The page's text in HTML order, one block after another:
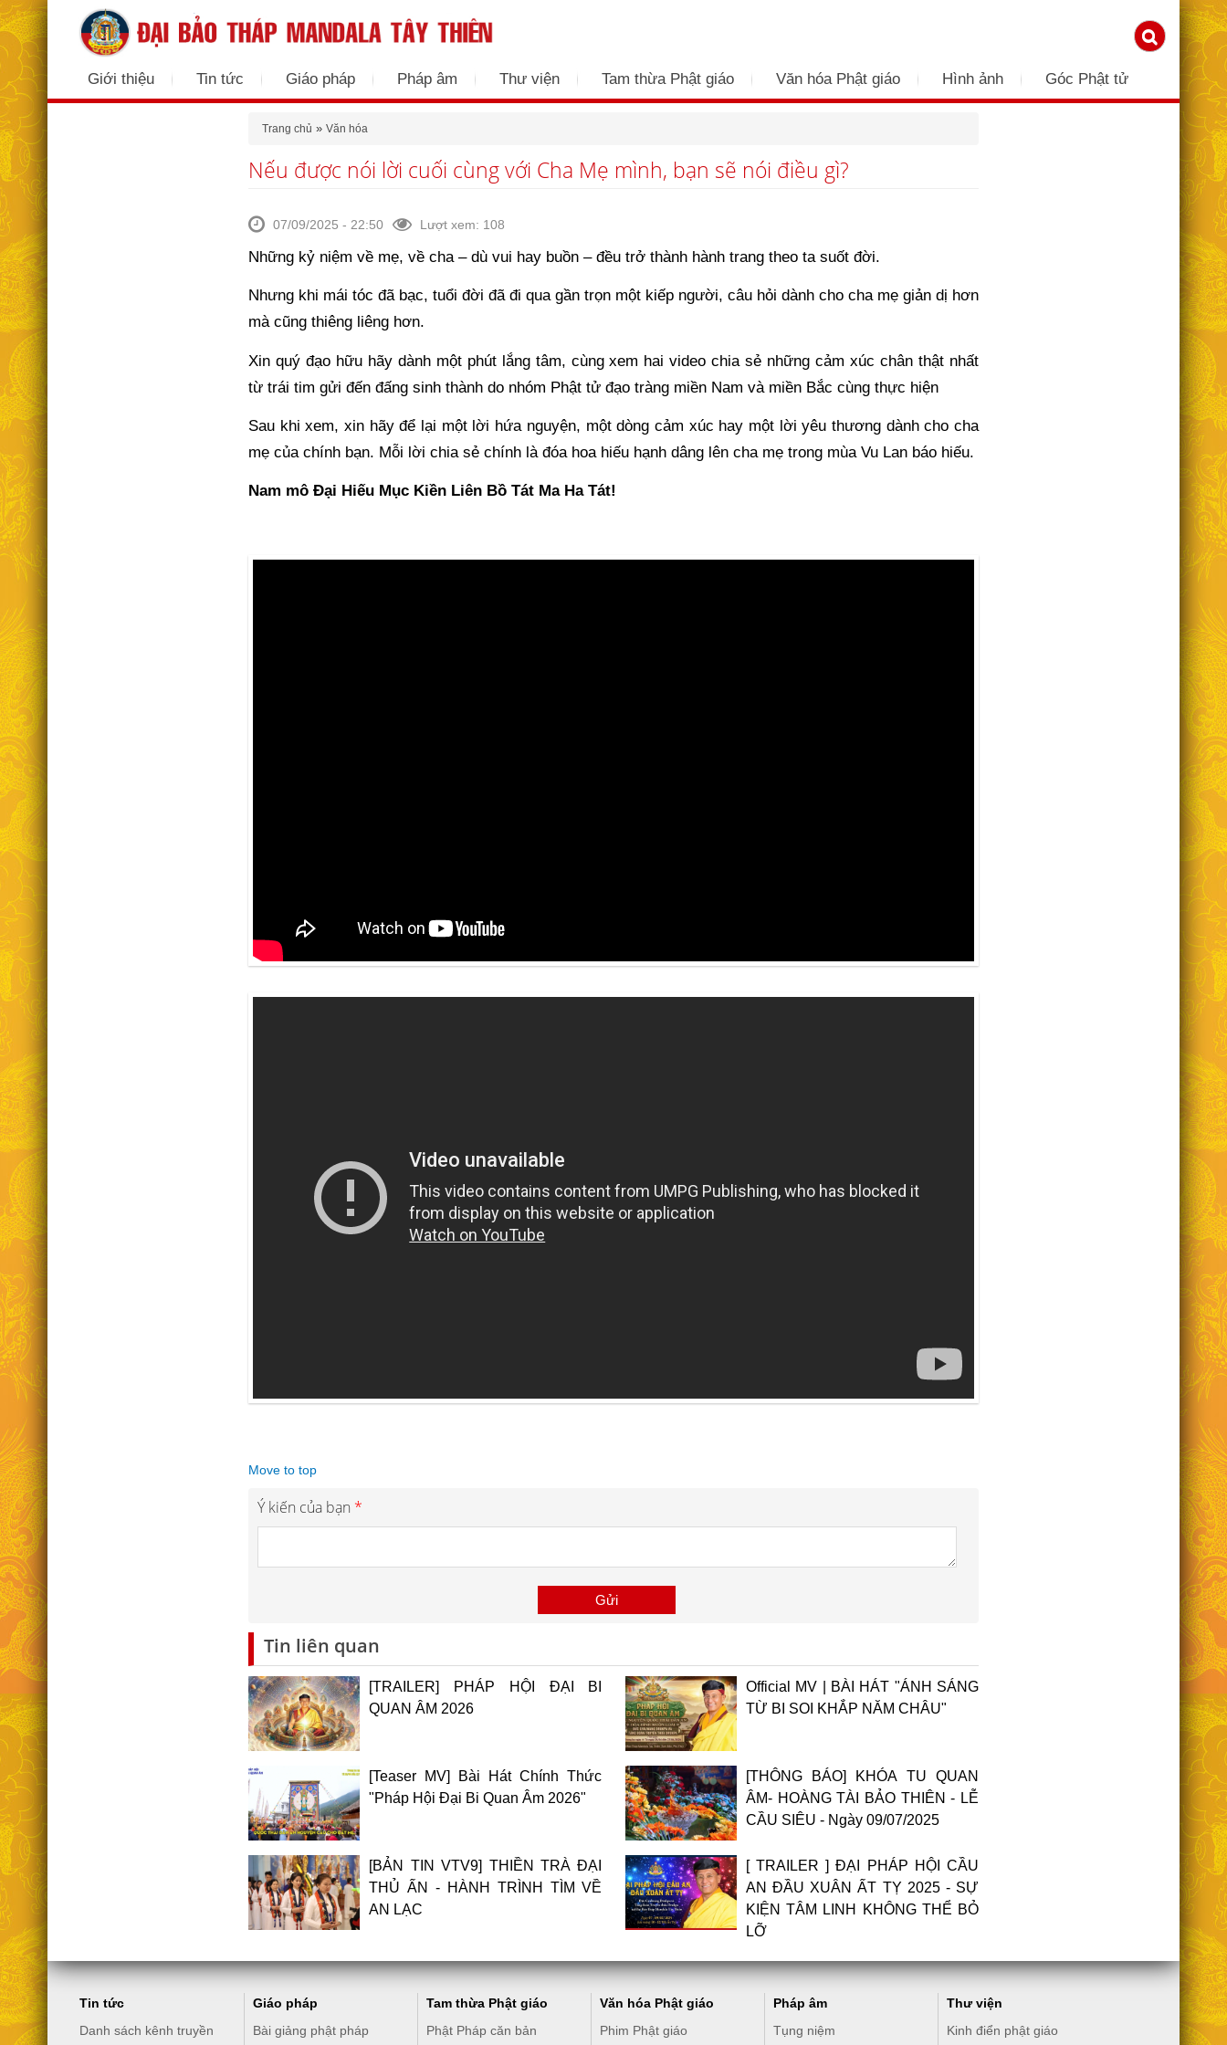
Giới thiệu Tin tức Giáo pháp Pháp âm Thư viện Tam thừa Phật giáo Văn hóa Phật giáo Hình ảnh Góc Phật tử
Bạn đang ở đây
Trang chủ » Văn hóa
Nếu được nói lời cuối cùng với Cha Mẹ mình, bạn sẽ nói điều gì?
07/09/2025 - 22:50 Lượt xem: 108
Những kỷ niệm về mẹ, về cha – dù vui hay buồn – đều trở thành hành trang theo ta suốt đời.
Nhưng khi mái tóc đã bạc, tuổi đời đã đi qua gần trọn một kiếp người, câu hỏi dành cho cha mẹ giản dị hơn
mà cũng thiêng liêng hơn.
Xin quý đạo hữu hãy dành một phút lắng tâm, cùng xem hai video chia sẻ những cảm xúc chân thật nhất
từ trái tim gửi đến đấng sinh thành do nhóm Phật tử đạo tràng miền Nam và miền Bắc cùng thực hiện
Sau khi xem, xin hãy để lại một lời hứa nguyện, một dòng cảm xúc hay một lời yêu thương dành cho cha
mẹ của chính bạn. Mỗi lời chia sẻ chính là đóa hoa hiếu hạnh dâng lên cha mẹ trong mùa Vu Lan báo hiếu.
Nam mô Đại Hiếu Mục Kiền Liên Bồ Tát Ma Ha Tát!
Move to top
Ý kiến của bạn *
Tin liên quan
[TRAILER] PHÁP HỘI ĐẠI BI
QUAN ÂM 2026
Official MV | BÀI HÁT "ÁNH SÁNG
TỪ BI SOI KHẮP NĂM CHÂU"
[Teaser MV] Bài Hát Chính Thức
"Pháp Hội Đại Bi Quan Âm 2026"
[THÔNG BÁO] KHÓA TU QUAN
ÂM- HOÀNG TÀI BẢO THIÊN - LỄ
CẦU SIÊU - Ngày 09/07/2025
[BẢN TIN VTV9] THIỀN TRÀ ĐẠI
THỦ ẤN - HÀNH TRÌNH TÌM VỀ
AN LẠC
​[ TRAILER ] ĐẠI PHÁP HỘI CẦU
AN ĐẦU XUÂN ẤT TỴ 2025 - SỰ
KIỆN TÂM LINH KHÔNG THỂ BỎ
LỠ
Tin tức
Danh sách kênh truyền
Giáo pháp
Bài giảng phật pháp
Tam thừa Phật giáo
Phật Pháp căn bản
Văn hóa Phật giáo
Phim Phật giáo
Pháp âm
Tụng niệm
Thư viện
Kinh điển phật giáo